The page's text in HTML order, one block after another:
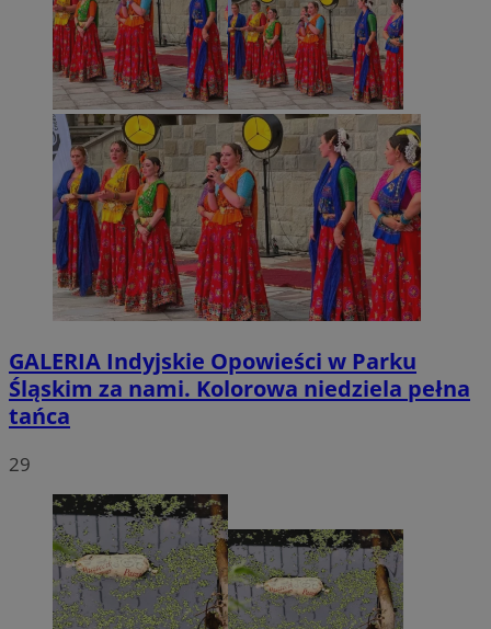
GALERIA Indyjskie Opowieści w Parku
Śląskim za nami. Kolorowa niedziela pełna
tańca
29